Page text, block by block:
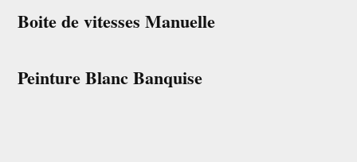
Boite de vitesses Manuelle
Peinture Blanc Banquise